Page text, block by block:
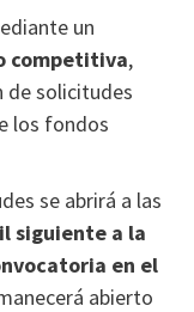
un
competitiva,
de solicitudes
los fondos
se abrirá a las
siguiente a la
en el
abierto